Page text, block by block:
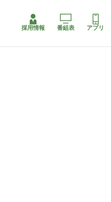
採用情報 番組表 アプリ